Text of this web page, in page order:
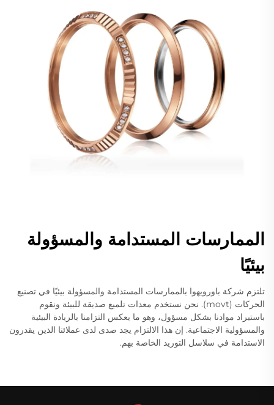
الممارسات المستدامة والمسؤولة
بيئيًا
تلتزم شركة باورويهوا بالممارسات المستدامة والمسؤولة بيئيًا في تصنيع
الحركات (movt). نحن نستخدم معدات تلميع صديقة للبيئة ونقوم
باستيراد موادنا بشكل مسؤول، وهو ما يعكس التزامنا بالريادة البيئية
والمسؤولية الاجتماعية. إن هذا الالتزام يجد صدى لدى عملائنا الذين يقدرون
الاستدامة في سلاسل التوريد الخاصة بهم.